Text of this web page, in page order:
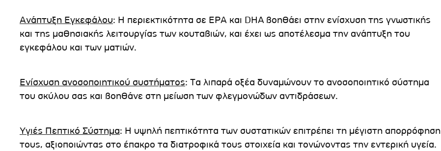
Ανάπτυξη Εγκεφάλου: Η περιεκτικότητα σε ΕΡΑ και DHA βοηθάει στην ενίσχυση της γνωστικής
και της μαθησιακής λειτουργίας των κουταβιών, και έχει ως αποτέλεσμα την ανάπτυξη του
εγκεφάλου και των ματιών.
Ενίσχυση ανοσοποιητικού συστήματος: Τα λιπαρά οξέα δυναμώνουν το ανοσοποιητικό σύστημα
του σκύλου σας και βοηθάνε στη μείωση των φλεγμονώδων αντιδράσεων.
Yγιές Πεπτικό Σύστημα: Η υψηλή πεπτικότητα των συστατικών επιτρέπει τη μέγιστη απορρόφηση
τους, αξιοποιώντας στο έπακρο τα διατροφικά τους στοιχεία και τονώνοντας την εντερική υγεία.